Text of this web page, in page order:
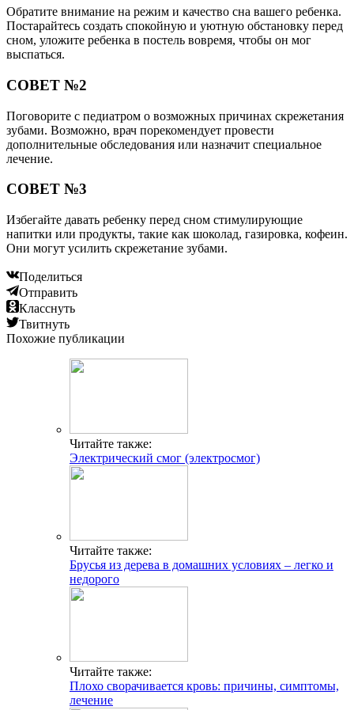
Обратите внимание на режим и качество сна вашего ребенка.
Постарайтесь создать спокойную и уютную обстановку перед
сном, уложите ребенка в постель вовремя, чтобы он мог
выспаться.
СОВЕТ №2
Поговорите с педиатром о возможных причинах скрежетания
зубами. Возможно, врач порекомендует провести
дополнительные обследования или назначит специальное
лечение.
СОВЕТ №3
Избегайте давать ребенку перед сном стимулирующие
напитки или продукты, такие как шоколад, газировка, кофеин.
Они могут усилить скрежетание зубами.
Поделиться
Отправить
Класснуть
Твитнуть
Похожие публикации
Читайте также:
Электрический смог (электросмог)
Читайте также:
Брусья из дерева в домашних условиях – легко и
недорого
Читайте также:
Плохо сворачивается кровь: причины, симптомы,
лечение